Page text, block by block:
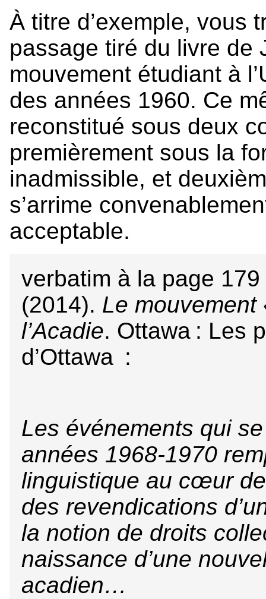
À titre d’exemple, vous
passage tiré du livre de
mouvement étudiant à
des années 1960. Ce
reconstitué sous deux
premièrement sous la
inadmissible, et
s’arrime
acceptable.
verbatim à la page
(2014). Le
l’Acadie. Ottawa : Les
d’Ottawa :
Les événements qui
années 1968-1970
linguistique au cœur
des revendications
la notion de droits
naissance d’une
acadien…